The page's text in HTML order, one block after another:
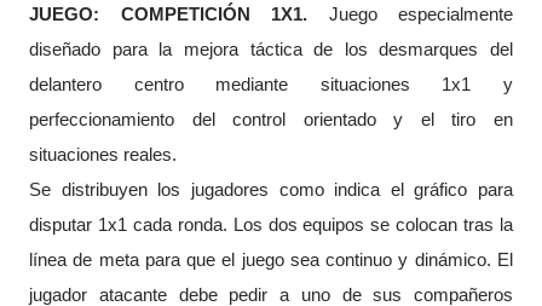
JUEGO: COMPETICIÓN 1X1. Juego especialmente
diseñado para la mejora táctica de los desmarques del
delantero centro mediante situaciones 1x1 y
perfeccionamiento del control orientado y el tiro en
situaciones reales.
Se distribuyen los jugadores como indica el gráfico para
disputar 1x1 cada ronda. Los dos equipos se colocan tras la
línea de meta para que el juego sea continuo y dinámico. El
jugador atacante debe pedir a uno de sus compañeros